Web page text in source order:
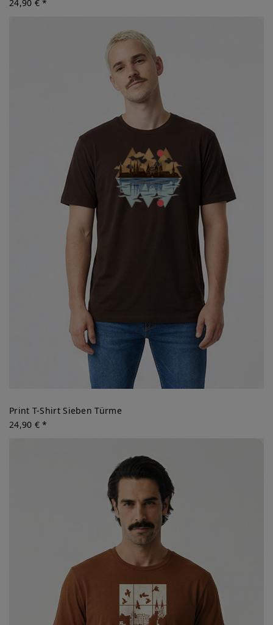
24,90 € *
Print T-Shirt Sieben Türme
24,90 € *